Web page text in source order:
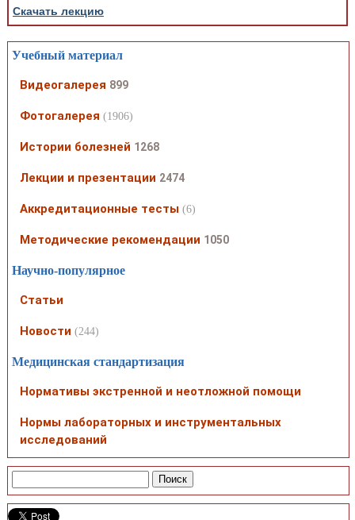
Скачать лекцию
Учебный материал
Видеогалерея 899
Фотогалерея (1906)
Истории болезней 1268
Лекции и презентации 2474
Аккредитационные тесты (6)
Методические рекомендации 1050
Научно-популярное
Статьи
Новости (244)
Медицинская стандартизация
Нормативы экстренной и неотложной помощи
Нормы лабораторных и инструментальных
исследований